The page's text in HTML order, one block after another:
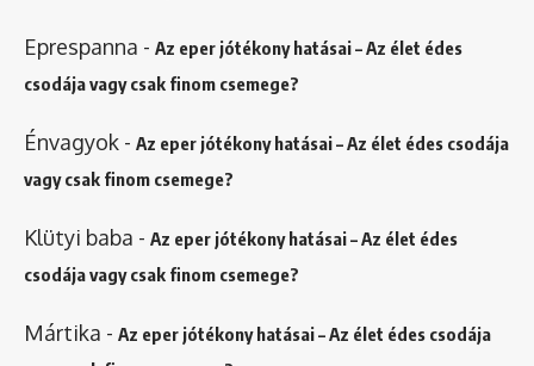
Eprespanna - Az eper jótékony hatásai – Az élet édes
csodája vagy csak finom csemege?
Énvagyok - Az eper jótékony hatásai – Az élet édes csodája
vagy csak finom csemege?
Klütyi baba - Az eper jótékony hatásai – Az élet édes
csodája vagy csak finom csemege?
Mártika - Az eper jótékony hatásai – Az élet édes csodája